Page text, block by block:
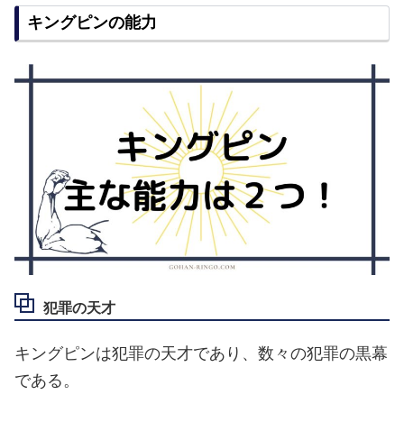
キングピンの能力
犯罪の天才
キングピンは犯罪の天才であり、数々の犯罪の黒幕
である。